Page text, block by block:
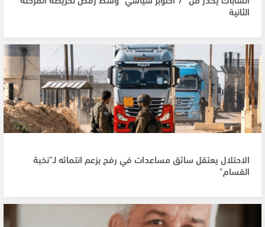
الثانية
الاحتلال يعتقل سائق مساعدات في رفح بزعم انتمائه لـ"نخبة
القسام"